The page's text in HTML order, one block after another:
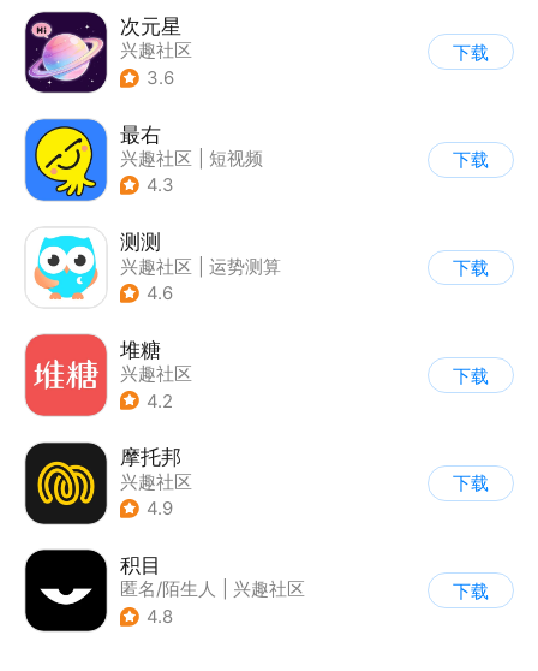
次元星
兴趣社区
3.6
下载
最右
兴趣社区
短视频
4.3
下载
测测
兴趣社区
运势测算
4.6
下载
堆糖
兴趣社区
4.2
下载
摩托邦
兴趣社区
4.9
下载
积目
匿名/陌生人
兴趣社区
4.8
下载